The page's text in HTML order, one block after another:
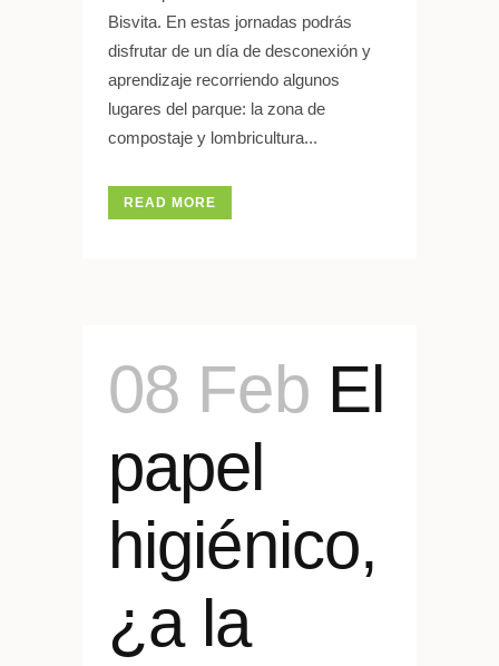
Bisvita. En estas jornadas podrás
disfrutar de un día de desconexión y
aprendizaje recorriendo algunos
lugares del parque: la zona de
compostaje y lombricultura...
READ MORE
08 Feb El
papel
higiénico,
¿a la